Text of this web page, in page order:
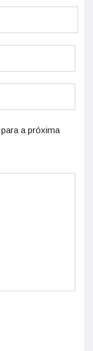
a próxima